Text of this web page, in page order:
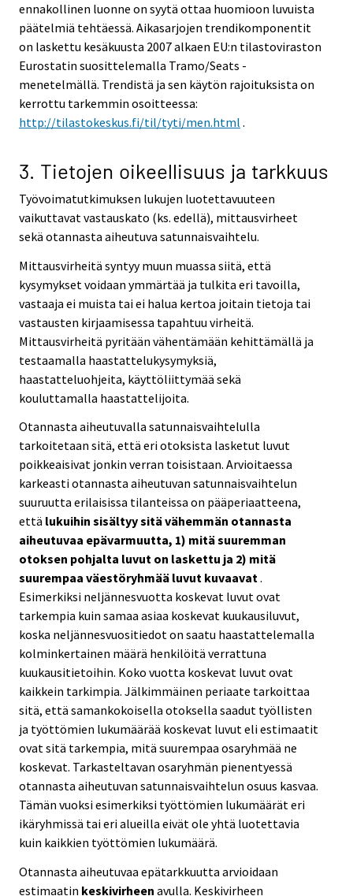
ennakollinen luonne on syytä ottaa huomioon luvuista
päätelmiä tehtäessä. Aikasarjojen trendikomponentit
on laskettu kesäkuusta 2007 alkaen EU:n tilastoviraston
Eurostatin suosittelemalla Tramo/Seats -
menetelmällä. Trendistä ja sen käytön rajoituksista on
kerrottu tarkemmin osoitteessa:
http://tilastokeskus.fi/til/tyti/men.html .
3. Tietojen oikeellisuus ja tarkkuus
Työvoimatutkimuksen lukujen luotettavuuteen
vaikuttavat vastauskato (ks. edellä), mittausvirheet
sekä otannasta aiheutuva satunnaisvaihtelu.
Mittausvirheitä syntyy muun muassa siitä, että
kysymykset voidaan ymmärtää ja tulkita eri tavoilla,
vastaaja ei muista tai ei halua kertoa joitain tietoja tai
vastausten kirjaamisessa tapahtuu virheitä.
Mittausvirheitä pyritään vähentämään kehittämällä ja
testaamalla haastattelukysymyksiä,
haastatteluohjeita, käyttöliittymää sekä
kouluttamalla haastattelijoita.
Otannasta aiheutuvalla satunnaisvaihtelulla
tarkoitetaan sitä, että eri otoksista lasketut luvut
poikkeaisivat jonkin verran toisistaan. Arvioitaessa
karkeasti otannasta aiheutuvan satunnaisvaihtelun
suuruutta erilaisissa tilanteissa on pääperiaatteena,
että lukuihin sisältyy sitä vähemmän otannasta
aiheutuvaa epävarmuutta, 1) mitä suuremman
otoksen pohjalta luvut on laskettu ja 2) mitä
suurempaa väestöryhmää luvut kuvaavat.
Esimerkiksi neljännesvuotta koskevat luvut ovat
tarkempia kuin samaa asiaa koskevat kuukausiluvut,
koska neljännesvuositiedot on saatu haastattelemalla
kolminkertainen määrä henkilöitä verrattuna
kuukausitietoihin. Koko vuotta koskevat luvut ovat
kaikkein tarkimpia. Jälkimmäinen periaate tarkoittaa
sitä, että samankokoisella otoksella saadut työllisten
ja työttömien lukumäärää koskevat luvut eli estimaatit
ovat sitä tarkempia, mitä suurempaa osaryhmää ne
koskevat. Tarkasteltavan osaryhmän pienentyessä
otannasta aiheutuvan satunnaisvaihtelun osuus kasvaa.
Tämän vuoksi esimerkiksi työttömien lukumäärät eri
ikäryhmissä tai eri alueilla eivät ole yhtä luotettavia
kuin kaikkien työttömien lukumäärä.
Otannasta aiheutuvaa epätarkkuutta arvioidaan
estimaatin keskivirheen avulla. Keskivirheen